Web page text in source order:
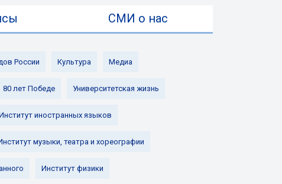
СМИ о нас
России Культура Медиа
80 лет Победе Университетская жизнь
иностранных языков
музыки, театра и хореографии
Институт физики